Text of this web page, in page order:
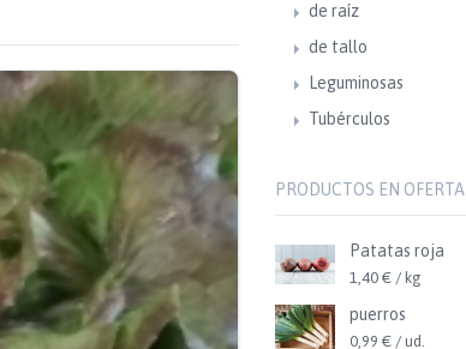
de raíz
de tallo
Leguminosas
Tubérculos
PRODUCTOS EN OFERTA
Patatas roja
1,40 € / kg
puerros
0,99 € / ud.